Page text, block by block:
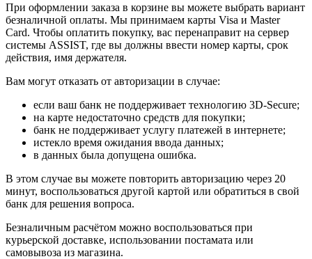
При оформлении заказа в корзине вы можете выбрать вариант
безналичной оплаты. Мы принимаем карты Visa и Master
Card. Чтобы оплатить покупку, вас перенаправит на сервер
системы ASSIST, где вы должны ввести номер карты, срок
действия, имя держателя.
Вам могут отказать от авторизации в случае:
если ваш банк не поддерживает технологию 3D-Secure;
на карте недостаточно средств для покупки;
банк не поддерживает услугу платежей в интернете;
истекло время ожидания ввода данных;
в данных была допущена ошибка.
В этом случае вы можете повторить авторизацию через 20
минут, воспользоваться другой картой или обратиться в свой
банк для решения вопроса.
Безналичным расчётом можно воспользоваться при
курьерской доставке, использовании постамата или
самовывоза из магазина.